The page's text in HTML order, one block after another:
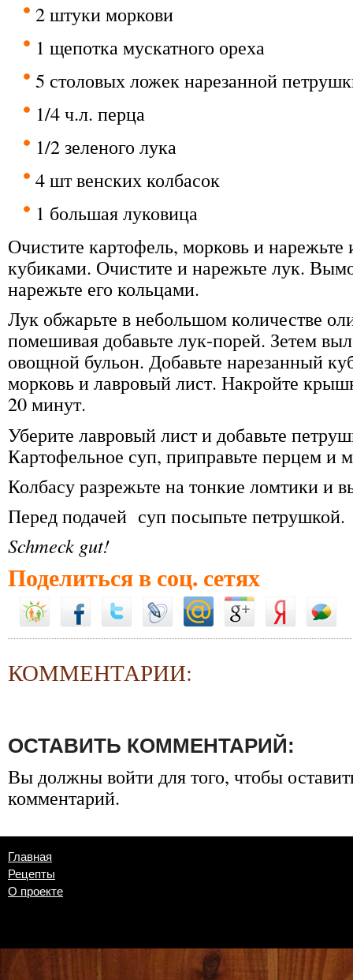
2 штуки моркови
1 щепотка мускатного ореха
5 столовых ложек нарезанной
1/4 ч.л. перца
1/2 зеленого лука
4 шт венских колбасок
1 большая луковица
Очистите картофель, морковь и
кубиками. Очистите и нарежьте лук.
нарежьте его кольцами.
Лук обжарьте в небольшом количестве
помешивая добавьте лук-порей. Зетем
овощной бульон. Добавьте нарезанный
морковь и лавровый лист. Накройте
20 минут.
Уберите лавровый лист и добавьте
Картофельное суп, приправьте перцем и
Колбасу разрежьте на тонкие ломтики и
Перед подачей суп посыпьте петрушкой.
Schmeck gut!
Поделиться в соц. сетях
КОММЕНТАРИИ:
ОСТАВИТЬ КОММЕНТАРИЙ:
Вы должнывойтидля того, чтобы
комментарий.
Главная
Рецепты
О проекте